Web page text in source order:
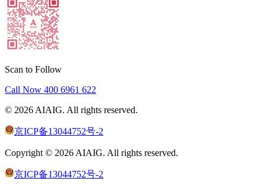
Scan to Follow
Call Now 400 6961 622
© 2026 AIAIG. All rights reserved.
京ICP备13044752号-2
Copyright © 2026 AIAIG. All rights reserved.
京ICP备13044752号-2